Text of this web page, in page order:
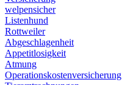
welpensicher
Listenhund
Rottweiler
Abgeschlagenheit
Appetitlosigkeit
Atmung
Operationskostenversicherung